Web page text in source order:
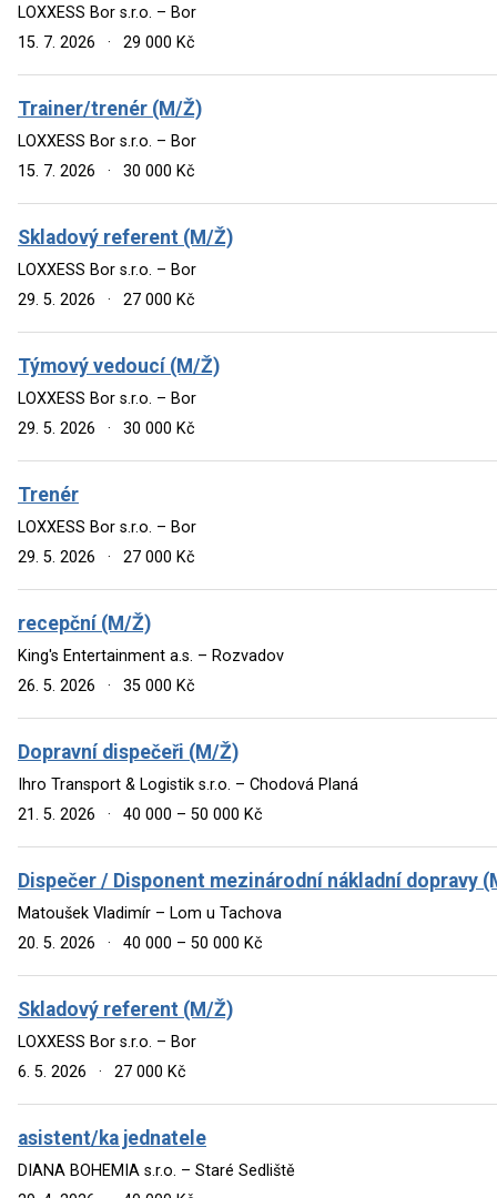
LOXXESS Bor s.r.o. – Bor
15. 7. 2026
· 29 000 Kč
Trainer/trenér (M/Ž)
LOXXESS Bor s.r.o. – Bor
15. 7. 2026
· 30 000 Kč
Skladový referent (M/Ž)
LOXXESS Bor s.r.o. – Bor
29. 5. 2026
· 27 000 Kč
Týmový vedoucí (M/Ž)
LOXXESS Bor s.r.o. – Bor
29. 5. 2026
· 30 000 Kč
Trenér
LOXXESS Bor s.r.o. – Bor
29. 5. 2026
· 27 000 Kč
recepční (M/Ž)
King's Entertainment a.s. – Rozvadov
26. 5. 2026
· 35 000 Kč
Dopravní dispečeři (M/Ž)
Ihro Transport & Logistik s.r.o. – Chodová Planá
21. 5. 2026
· 40 000 – 50 000 Kč
Dispečer / Disponent mezinárodní nákladní dopravy
Matoušek Vladimír – Lom u Tachova
20. 5. 2026
· 40 000 – 50 000 Kč
Skladový referent (M/Ž)
LOXXESS Bor s.r.o. – Bor
6. 5. 2026
· 27 000 Kč
asistent/ka jednatele
DIANA BOHEMIA s.r.o. – Staré Sedliště